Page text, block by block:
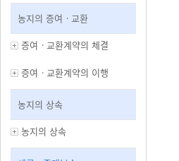
농지의 증여ㆍ교환
증여ㆍ교환계약의 체결
증여ㆍ교환계약의 이행
농지의 상속
농지의 상속